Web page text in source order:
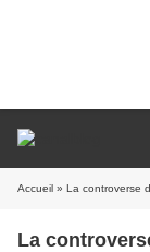
Accueil » La controverse
La